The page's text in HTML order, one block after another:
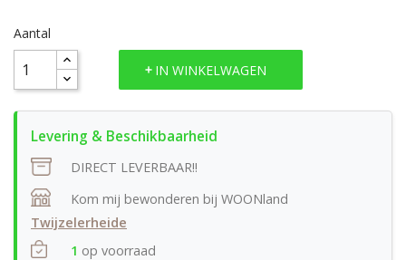
Aantal
IN WINKELWAGEN
DIRECT LEVERBAAR!!
Kom mij bewonderen bij WOONland
Twijzelerheide
1 op voorraad